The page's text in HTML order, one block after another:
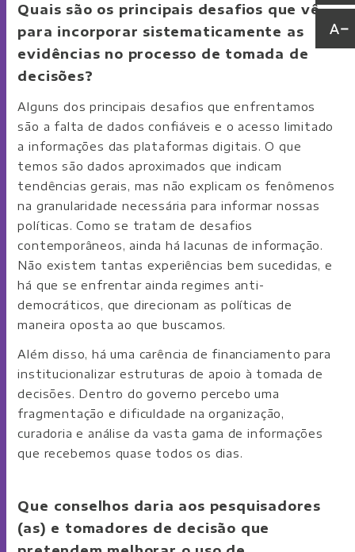
Quais são os principais desafios que vê
para incorporar sistematicamente as
evidências no processo de tomada de
decisões?
Alguns dos principais desafios que enfrentamos
são a falta de dados confiáveis ​​e o acesso limitado
a informações das plataformas digitais. O que
temos são dados aproximados que indicam
tendências gerais, mas não explicam os fenômenos
na granularidade necessária para informar nossas
políticas. Como se tratam de desafios
contemporâneos, ainda há lacunas de informação.
Não existem tantas experiências bem sucedidas, e
há que se enfrentar ainda regimes anti-
democráticos, que direcionam as políticas de
maneira oposta ao que buscamos.
Além disso, há uma carência de financiamento para
institucionalizar estruturas de apoio à tomada de
decisões. Dentro do governo percebo uma
fragmentação e dificuldade na organização,
curadoria e análise da vasta gama de informações
que recebemos quase todos os dias.
Que conselhos daria aos pesquisadores
(as) e tomadores de decisão que